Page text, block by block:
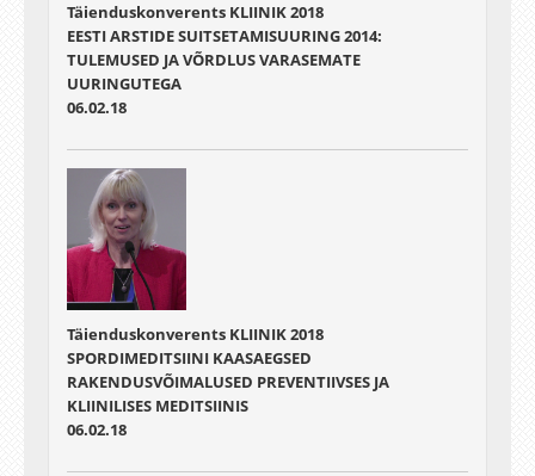
Täienduskonverents KLIINIK 2018
EESTI ARSTIDE SUITSETAMISUURING 2014:
TULEMUSED JA VÕRDLUS VARASEMATE
UURINGUTEGA
06.02.18
Täienduskonverents KLIINIK 2018
SPORDIMEDITSIINI KAASAEGSED
RAKENDUSVÕIMALUSED PREVENTIIVSES JA
KLIINILISES MEDITSIINIS
06.02.18